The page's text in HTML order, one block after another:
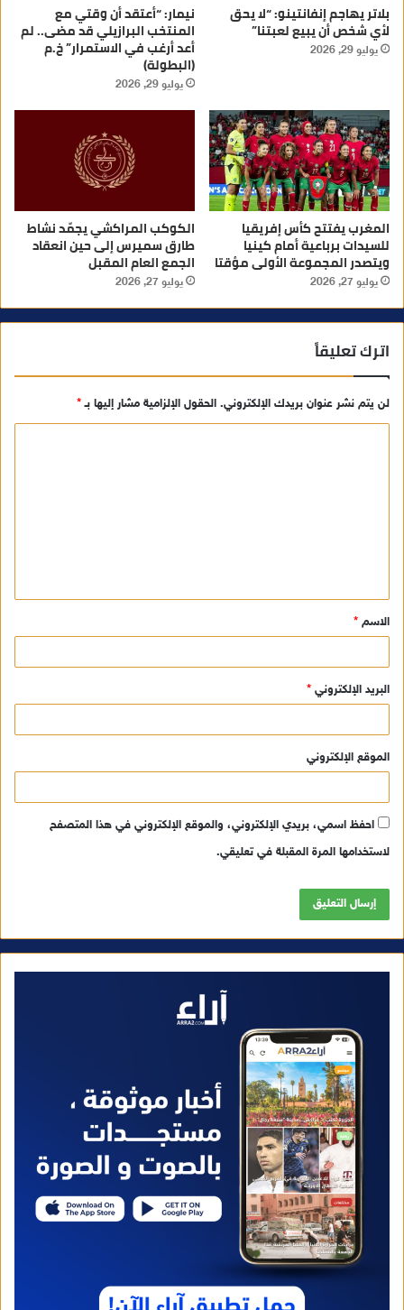
بلاتر يهاجم إنفانتينو: “لا يحق
لأي شخص أن يبيع لعبتنا”
يوليو 29, 2026
نيمار: “أعتقد أن وقتي مع
المنتخب البرازيلي قد مضى.. لم
أعد أرغب في الاستمرار” خ.م
(البطولة)
يوليو 29, 2026
المغرب يفتتح كأس إفريقيا
للسيدات برباعية أمام كينيا
ويتصدر المجموعة الأولى مؤقتا
يوليو 27, 2026
الكوكب المراكشي يجمّد نشاط
طارق سميرس إلى حين انعقاد
الجمع العام المقبل
يوليو 27, 2026
اترك تعليقاً
لن يتم نشر عنوان بريدك الإلكتروني. الحقول الإلزامية مشار إليها بـ*
ق
*
الاسم *
البريد الإلكتروني *
الموقع الإلكتروني
احفظ اسمي، بريدي الإلكتروني، والموقع الإلكتروني في هذا المتصفح
لاستخدامها المرة المقبلة في تعليقي.